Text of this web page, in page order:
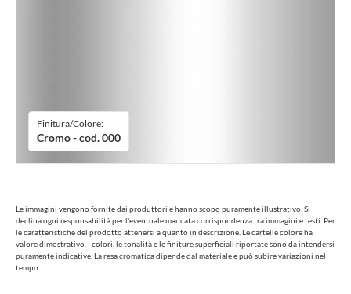
Finitura/Colore:
Cromo - cod. 000
Le immagini vengono fornite dai produttori e hanno scopo puramente illustrativo. Si
declina ogni responsabilità per l'eventuale mancata corrispondenza tra immagini e testi. Per
le caratteristiche del prodotto attenersi a quanto in descrizione. Le cartelle colore ha
valore dimostrativo. I colori, le tonalità e le finiture superficiali riportate sono da intendersi
puramente indicative. La resa cromatica dipende dal materiale e può subire variazioni nel
tempo.